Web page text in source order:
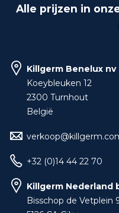
Alle prijzen in
Killgerm Benelux nv
Koeybleuken 12
2300 Turnhout
België
+32 (0)14 44 22 70
Killgerm Nederland
Bisschop de Vetplein